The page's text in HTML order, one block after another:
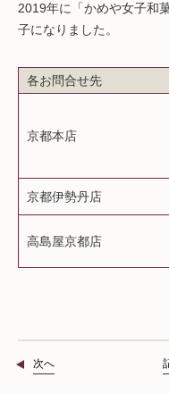
2019年に「かめや女子和
子になりました。
各お問合せ先
京都本店
京都伊勢丹店
高島屋京都店
次へ